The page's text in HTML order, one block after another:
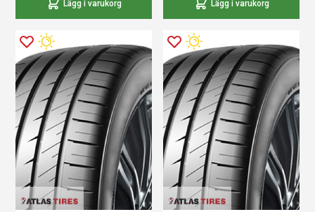
Lägg i varukorg Lägg i varukorg